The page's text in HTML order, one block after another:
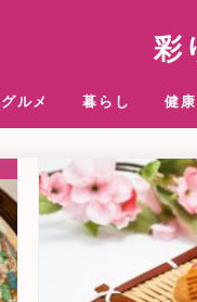
彩
グルメ 暮らし 健康